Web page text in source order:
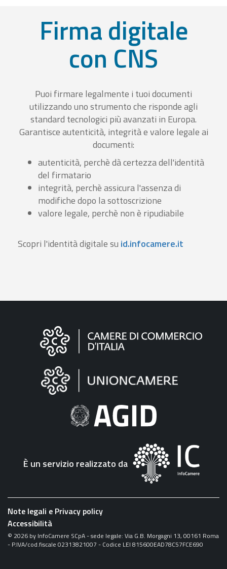
Firma digitale
con CNS
Puoi firmare legalmente i tuoi documenti
utilizzando uno strumento che risponde agli
standard tecnologici più avanzati in Europa.
Garantisce autenticità, integrità e valore legale ai
documenti:
autenticità, perchè dà certezza dell'identità
del firmatario
integrità, perchè assicura l'assenza di
modifiche dopo la sottoscrizione
valore legale, perchè non è ripudiabile
Scopri l'identità digitale su id.infocamere.it
Informazioni
"Fattura
Elettronica"
È un servizio realizzato da
Note legali e Privacy policy
Accessibilità
© 2026 by InfoCamere SCpA - sede legale: Via G.B. Morgagni 13, 00161 Roma
- P.IVA/cod.fiscale 02313821007 - Codice LEI 815600EAD78C57FCE690